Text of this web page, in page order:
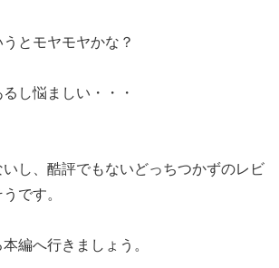
とモヤモヤかな？
し悩ましい・・・
し、酷評でもないどっちつかずのレビ
です。
編へ行きましょう。